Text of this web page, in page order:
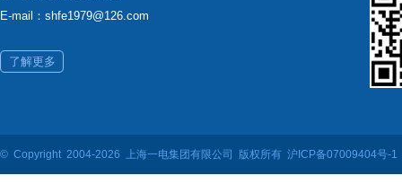
E-mail：shfe1979@126.com
了解更多
© Copyright 2004-2026 上海一电集团有限公司 版权所有 沪ICP备07009404号-1